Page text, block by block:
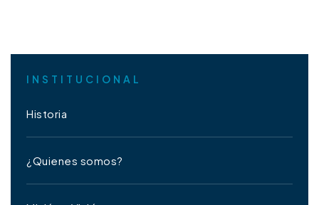
INSTITUCIONAL
Historia
¿Quienes somos?